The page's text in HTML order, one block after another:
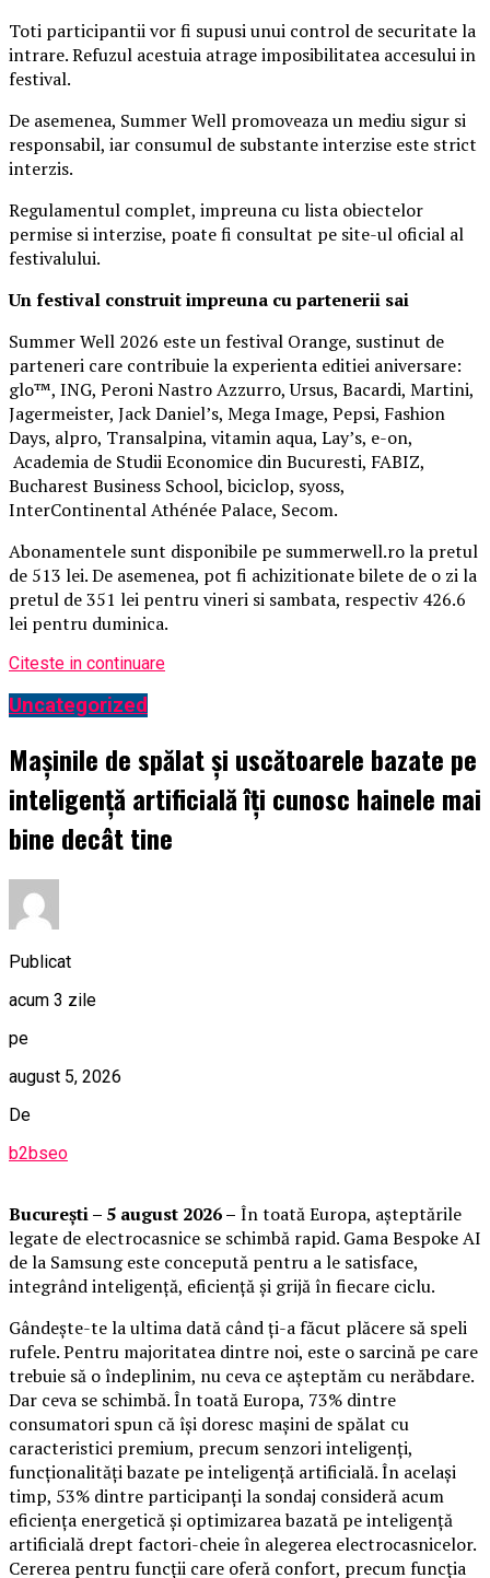
Toti participantii vor fi supusi unui control de securitate la
intrare. Refuzul acestuia atrage imposibilitatea accesului in
festival.
De asemenea, Summer Well promoveaza un mediu sigur si
responsabil, iar consumul de substante interzise este strict
interzis.
Regulamentul complet, impreuna cu lista obiectelor
permise si interzise, poate fi consultat pe site-ul oficial al
festivalului.
Un festival construitimpreuna cu partenerii sai
Summer Well 2026 este un festival Orange, sustinut de
parteneri care contribuie la experienta editiei aniversare:
glo™, ING, Peroni Nastro Azzurro, Ursus, Bacardi, Martini,
Jagermeister, Jack Daniel’s, Mega Image, Pepsi, Fashion
Days, alpro, Transalpina, vitamin aqua, Lay’s, e-on,
Academia de Studii Economice din Bucuresti, FABIZ,
Bucharest Business School, biciclop, syoss,
InterContinental Athénée Palace, Secom.
Abonamentele sunt disponibile pe summerwell.ro la pretul
de 513 lei. De asemenea, pot fi achizitionate bilete de o zi la
pretul de 351 lei pentru vineri si sambata, respectiv 426.6
lei pentru duminica.
Citeste in continuare
Uncategorized
Mașinile de spălat și uscătoarele bazate pe
inteligență artificială îți cunosc hainele mai
bine decât tine
Publicat
acum 3 zile
pe
august 5, 2026
De
b2bseo
București – 5 august 2026 – În toată Europa, așteptările
legate de electrocasnice se schimbă rapid. Gama Bespoke AI
de la Samsung este concepută pentru a le satisface,
integrând inteligență, eficiență și grijă în fiecare ciclu.
Gândește-te la ultima dată când ți-a făcut plăcere să speli
rufele. Pentru majoritatea dintre noi, este o sarcină pe care
trebuie să o îndeplinim, nu ceva ce așteptăm cu nerăbdare.
Dar ceva se schimbă. În toată Europa, 73% dintre
consumatori spun că își doresc mașini de spălat cu
caracteristici premium, precum senzori inteligenți,
funcționalități bazate pe inteligență artificială. În același
timp, 53% dintre participanți la sondaj consideră acum
eficiența energetică și optimizarea bazată pe inteligență
artificială drept factori-cheie în alegerea electrocasnicelor.
Cererea pentru funcții care oferă confort, precum funcția